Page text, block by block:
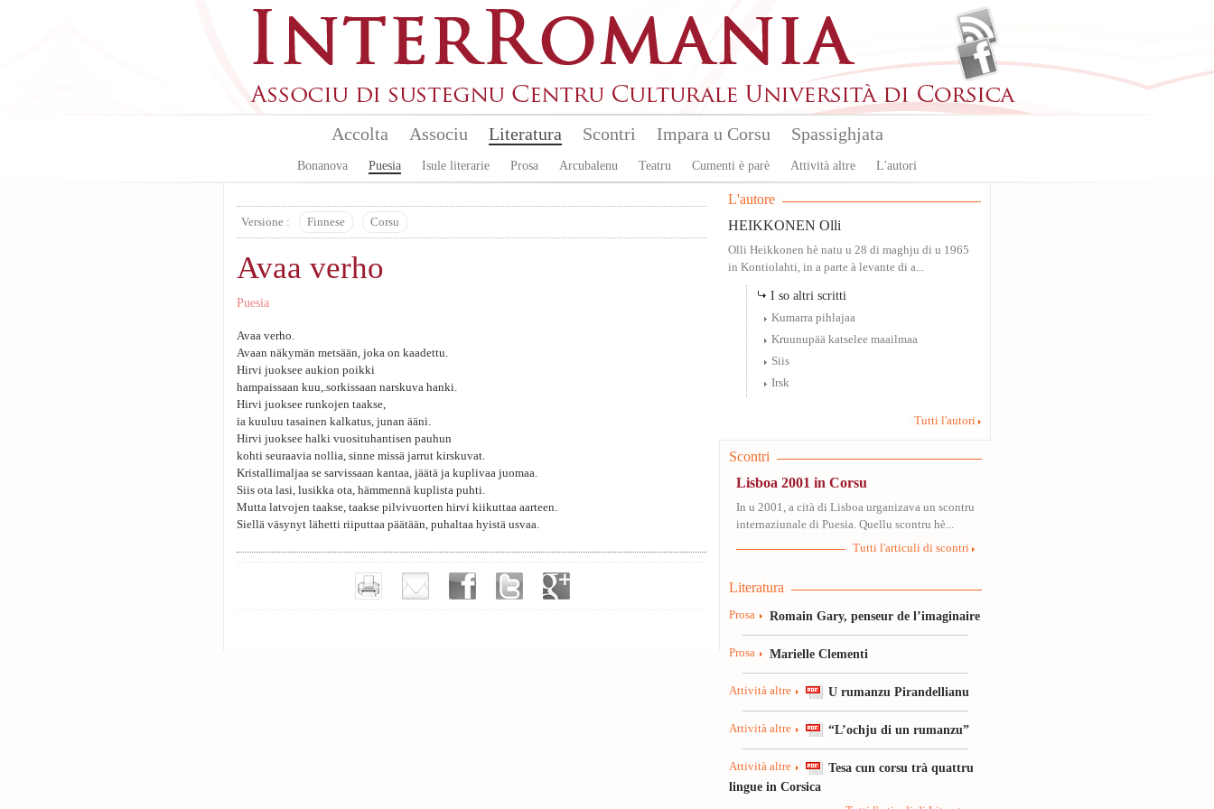
Accolta Associu Literatura
Bonanova Puesia Isule literarie Prosa Arcubalenu Teatru Cumenti è parè Attività altre L'autori
Scontri Impara u Corsu Spassighjata
Versione : Finnese Corsu
Avaa verho
Puesia
Avaa verho.
Avaan näkymän metsään, joka on kaadettu.
Hirvi juoksee aukion poikki
hampaissaan kuu,.sorkissaan narskuva hanki.
Hirvi juoksee runkojen taakse,
ia kuuluu tasainen kalkatus, junan ääni.
Hirvi juoksee halki vuosituhantisen pauhun
kohti seuraavia nollia, sinne missä jarrut kirskuvat.
Kristallimaljaa se sarvissaan kantaa, jäätä ja kuplivaa juomaa.
Siis ota lasi, lusikka ota, hämmennä kuplista puhti.
Mutta latvojen taakse, taakse pilvivuorten hirvi kiikuttaa aarteen.
Siellä väsynyt lähetti riiputtaa päätään, puhaltaa hyistä usvaa.
L'autore
HEIKKONEN Olli
Olli Heikkonen hè natu u 28 di maghju di u 1965
in Kontiolahti, in a parte à levante di a...
I so altri scritti
Kumarra pihlajaa
Kruunupää katselee maailmaa
Siis
Irsk
Tutti l'autori
Scontri
Lisboa 2001 in Corsu
In u 2001, a cità di Lisboa urganizava un scontru
internaziunale di Puesia. Quellu scontru hè...
Tutti l'articuli di scontri
Literatura
Prosa Romain Gary, penseur de l’imaginaire
Prosa Marielle Clementi
Attività altre U rumanzu Pirandellianu
Attività altre “L’ochju di un rumanzu”
Attività altre
Tesa cun corsu trà quattru
lingue in Corsica